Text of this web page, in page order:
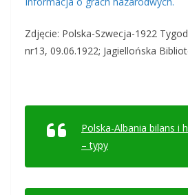
Zdjęcie: Polska-Szwecja-1922
nr13, 09.06.1922; Jagiellońska
Polska-Albania bilans i
– typy